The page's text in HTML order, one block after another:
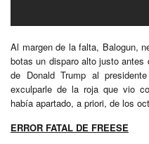
Al margen de la falta, Balogun,
botas un disparo alto justo
de Donald Trump al
exculparle de la roja que vio
había apartado, a priori, de los
ERROR FATAL DE FREESE